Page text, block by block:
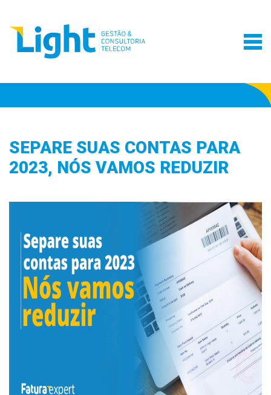
SEPARE SUAS CONTAS PARA
2023, NÓS VAMOS REDUZIR